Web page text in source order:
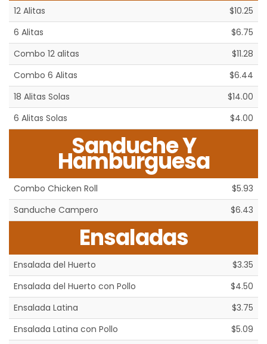
12 Alitas
$10.25
6 Alitas
$6.75
Combo 12 alitas
$11.28
Combo 6 Alitas
$6.44
18 Alitas Solas
$14.00
6 Alitas Solas
$4.00
Sanduche Y
Hamburguesa
Combo Chicken Roll
$5.93
Sanduche Campero
$6.43
Ensaladas
Ensalada del Huerto
$3.35
Ensalada del Huerto con Pollo
$4.50
Ensalada Latina
$3.75
Ensalada Latina con Pollo
$5.09